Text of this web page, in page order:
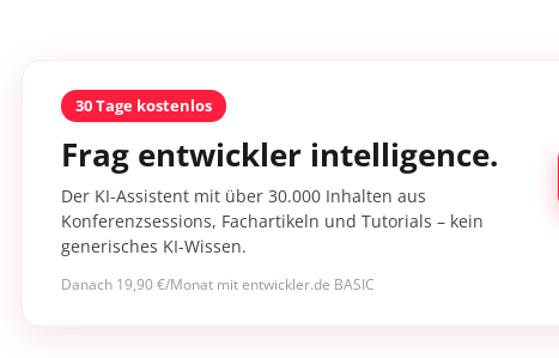
30 Tage kostenlos
Frag entwickler intelligence.
Der KI-Assistent mit über 30.000 Inhalten aus
Konferenzsessions, Fachartikeln und Tutorials – kein
generisches KI-Wissen.
Danach 19,90 €/Monat mit entwickler.de BASIC